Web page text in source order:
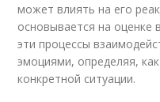
может влиять на его
основывается на оценке
эти процессы
эмоциями, определяя,
конкретной ситуации.